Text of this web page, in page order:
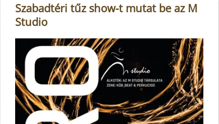
Szabadtéri tűz show-t mutat be az M
Studio